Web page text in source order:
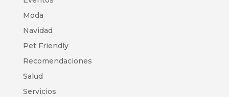
Moda
Navidad
Pet Friendly
Recomendaciones
Salud
Servicios